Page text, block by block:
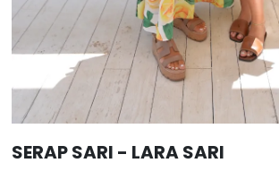
SERAP SARI - LARA SARI